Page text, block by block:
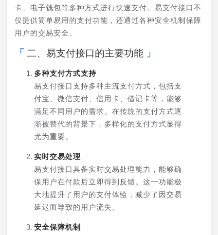
卡、电子钱包等多种方式进行快速支付。易支付接口不
仅提供简单易用的支付功能，还通过各种安全机制保障
用户的交易安全。
二、易支付接口的主要功能
多种支付方式支持
易支付接口支持多种主流支付方式，包括支
付宝、微信支付、信用卡、借记卡等，能够
满足不同用户的需求。在传统的支付方式逐
渐被替代的背景下，多样化的支付方式显得
尤为重要。
实时交易处理
易支付接口具备实时交易处理能力，能够确
保用户在付款后立即得到反馈。这一功能极
大地提升了用户的支付体验，减少了因交易
延迟而导致的用户流失。
安全保障机制